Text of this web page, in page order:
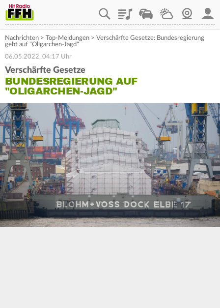
PlaylistStaupilotWetterWebcam
Nachrichten > Top-Meldungen > Verschärfte Gesetze: Bundesregierung
geht auf "Oligarchen-Jagd"
06.05.2022, 04:17 Uhr
Verschärfte Gesetze
BUNDESREGIERUNG AUF
"OLIGARCHEN-JAGD"